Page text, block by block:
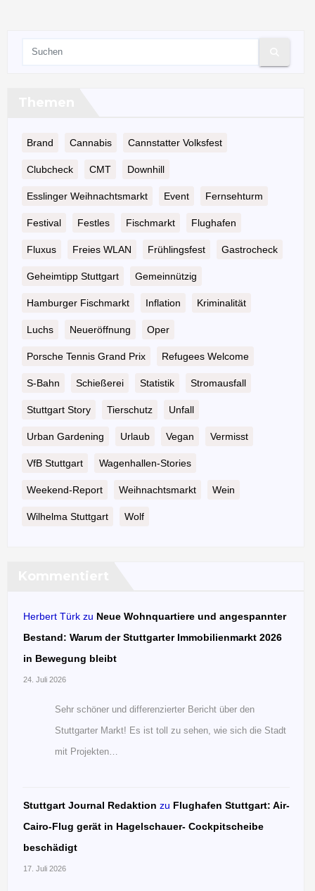
Brand Cannabis Cannstatter Volksfest
Clubcheck CMT Downhill
Esslinger Weihnachtsmarkt Event Fernsehturm
Festival Festles Fischmarkt Flughafen
Fluxus Freies WLAN Frühlingsfest Gastrocheck
Geheimtipp Stuttgart Gemeinnützig
Hamburger Fischmarkt Inflation Kriminalität
Luchs Neueröffnung Oper
Porsche Tennis Grand Prix Refugees Welcome
S-Bahn Schießerei Statistik Stromausfall
Stuttgart Story Tierschutz Unfall
Urban Gardening Urlaub Vegan Vermisst
VfB Stuttgart Wagenhallen-Stories
Weekend-Report Weihnachtsmarkt Wein
Wilhelma Stuttgart Wolf
Herbert Türk zu Neue Wohnquartiere und angespannter
Bestand: Warum der Stuttgarter Immobilienmarkt 2026
in Bewegung bleibt
24. Juli 2026
Sehr schöner und differenzierter Bericht über den
Stuttgarter Markt! Es ist toll zu sehen, wie sich die Stadt
mit Projekten…
Stuttgart Journal Redaktion zu Flughafen Stuttgart: Air-
Cairo-Flug gerät in Hagelschauer- Cockpitscheibe
beschädigt
17. Juli 2026